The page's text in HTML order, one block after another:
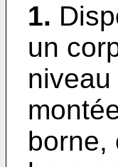
1.
un
borne,